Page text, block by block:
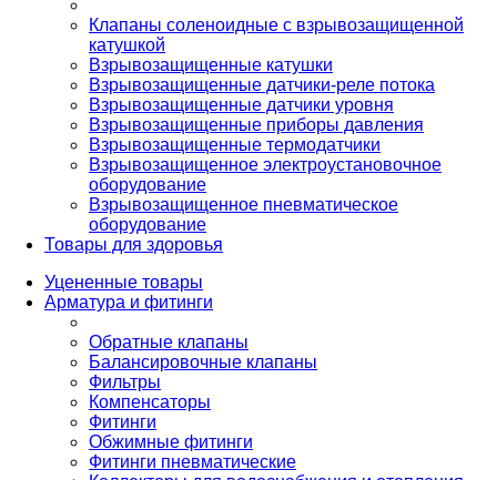
Клапаны соленоидные с взрывозащищенной
катушкой
Взрывозащищенные катушки
Взрывозащищенные датчики-реле потока
Взрывозащищенные датчики уровня
Взрывозащищенные приборы давления
Взрывозащищенные термодатчики
Взрывозащищенное электроустановочное
оборудование
Взрывозащищенное пневматическое
оборудование
Товары для здоровья
Уцененные товары
Арматура и фитинги
Обратные клапаны
Балансировочные клапаны
Фильтры
Компенсаторы
Фитинги
Обжимные фитинги
Фитинги пневматические